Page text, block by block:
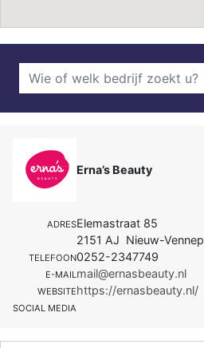
Erna’s Beauty
ADRESElemastraat 85
2151 AJ Nieuw-Vennep
TELEFOON0252-2347749
E-MAILmail@ernasbeauty.nl
WEBSITEhttps://ernasbeauty.nl/
SOCIAL MEDIA